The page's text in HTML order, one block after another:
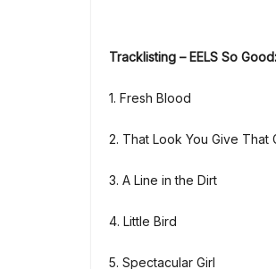
Tracklisting – EELS So
1. Fresh Blood
2. That Look You Give That
3. A Line in the Dirt
4. Little Bird
5. Spectacular Girl